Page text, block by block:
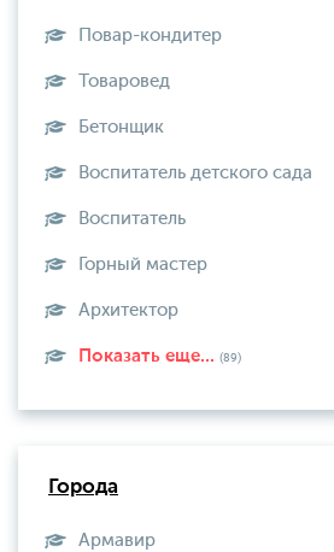
Повар-кондитер
Товаровед
Бетонщик
Воспитатель детского сада
Воспитатель
Горный мастер
Архитектор
Показать еще... (89)
Города
Армавир